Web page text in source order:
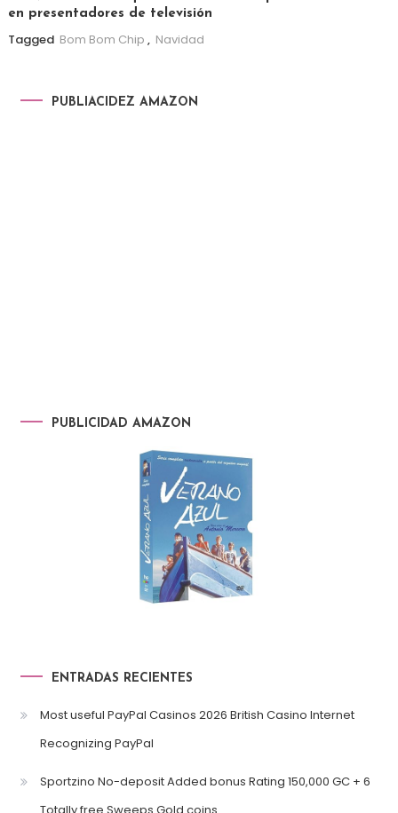
en presentadores de televisión
Tagged Bom Bom Chip , Navidad
PUBLIACIDEZ AMAZON
PUBLICIDAD AMAZON
ENTRADAS RECIENTES
Most useful PayPal Casinos 2026 British Casino Internet
Recognizing PayPal
Sportzino No-deposit Added bonus Rating 150,000 GC + 6